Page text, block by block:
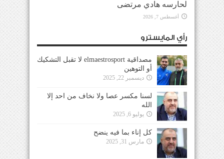
لحارسه هادي مرتضى
أغسطس 7, 2026
رأي المايسترو
مصداقية elmaestrosport لا تقبل التشكيك
أو التوهين
ديسمبر 22, 2025
لسنا مكسر عصا ولا نخاف من احد إلا
الله
يوليو 6, 2025
كل إناء بما فيه ينضح
مارس 31, 2025